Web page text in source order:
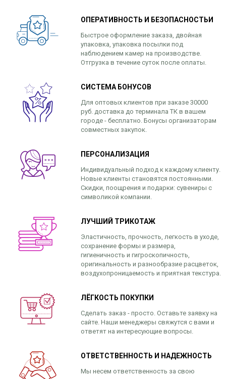
ОПЕРАТИВНОСТЬ И БЕЗОПАСНОСТЬИ
Быстрое оформление заказа, двойная
упаковка, упаковка посылки под
наблюдением камер на производстве.
Отгрузка в течение суток после оплаты.
СИСТЕМА БОНУСОВ
Для оптовых клиентов при заказе 30000
руб. доставка до терминала ТК в вашем
городе - бесплатно. Бонусы организаторам
совместных закупок.
ПЕРСОНАЛИЗАЦИЯ
Индивидуальный подход к каждому клиенту.
Новые клиенты становятся постоянными.
Скидки, поощрения и подарки: сувениры с
символикой компании.
ЛУЧШИЙ ТРИКОТАЖ
Эластичность, прочность, легкость в уходе,
сохранение формы и размера,
гигиеничность и гигроскопичность,
оригинальность и разнообразие расцветок,
воздухопроницаемость и приятная текстура.
ЛЁГКОСТЬ ПОКУПКИ
Сделать заказ - просто. Оставьте заявку на
сайте. Наши менеджеры свяжутся с вами и
ответят на интересующие вопросы.
ОТВЕТСТВЕННОСТЬ И НАДЕЖНОСТЬ
Мы несем ответственность за свою